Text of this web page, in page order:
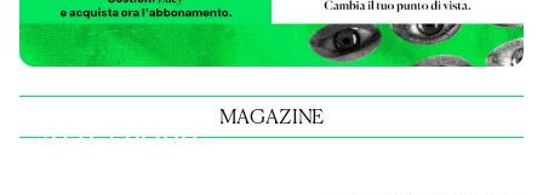
MAGAZINE
Astrazione